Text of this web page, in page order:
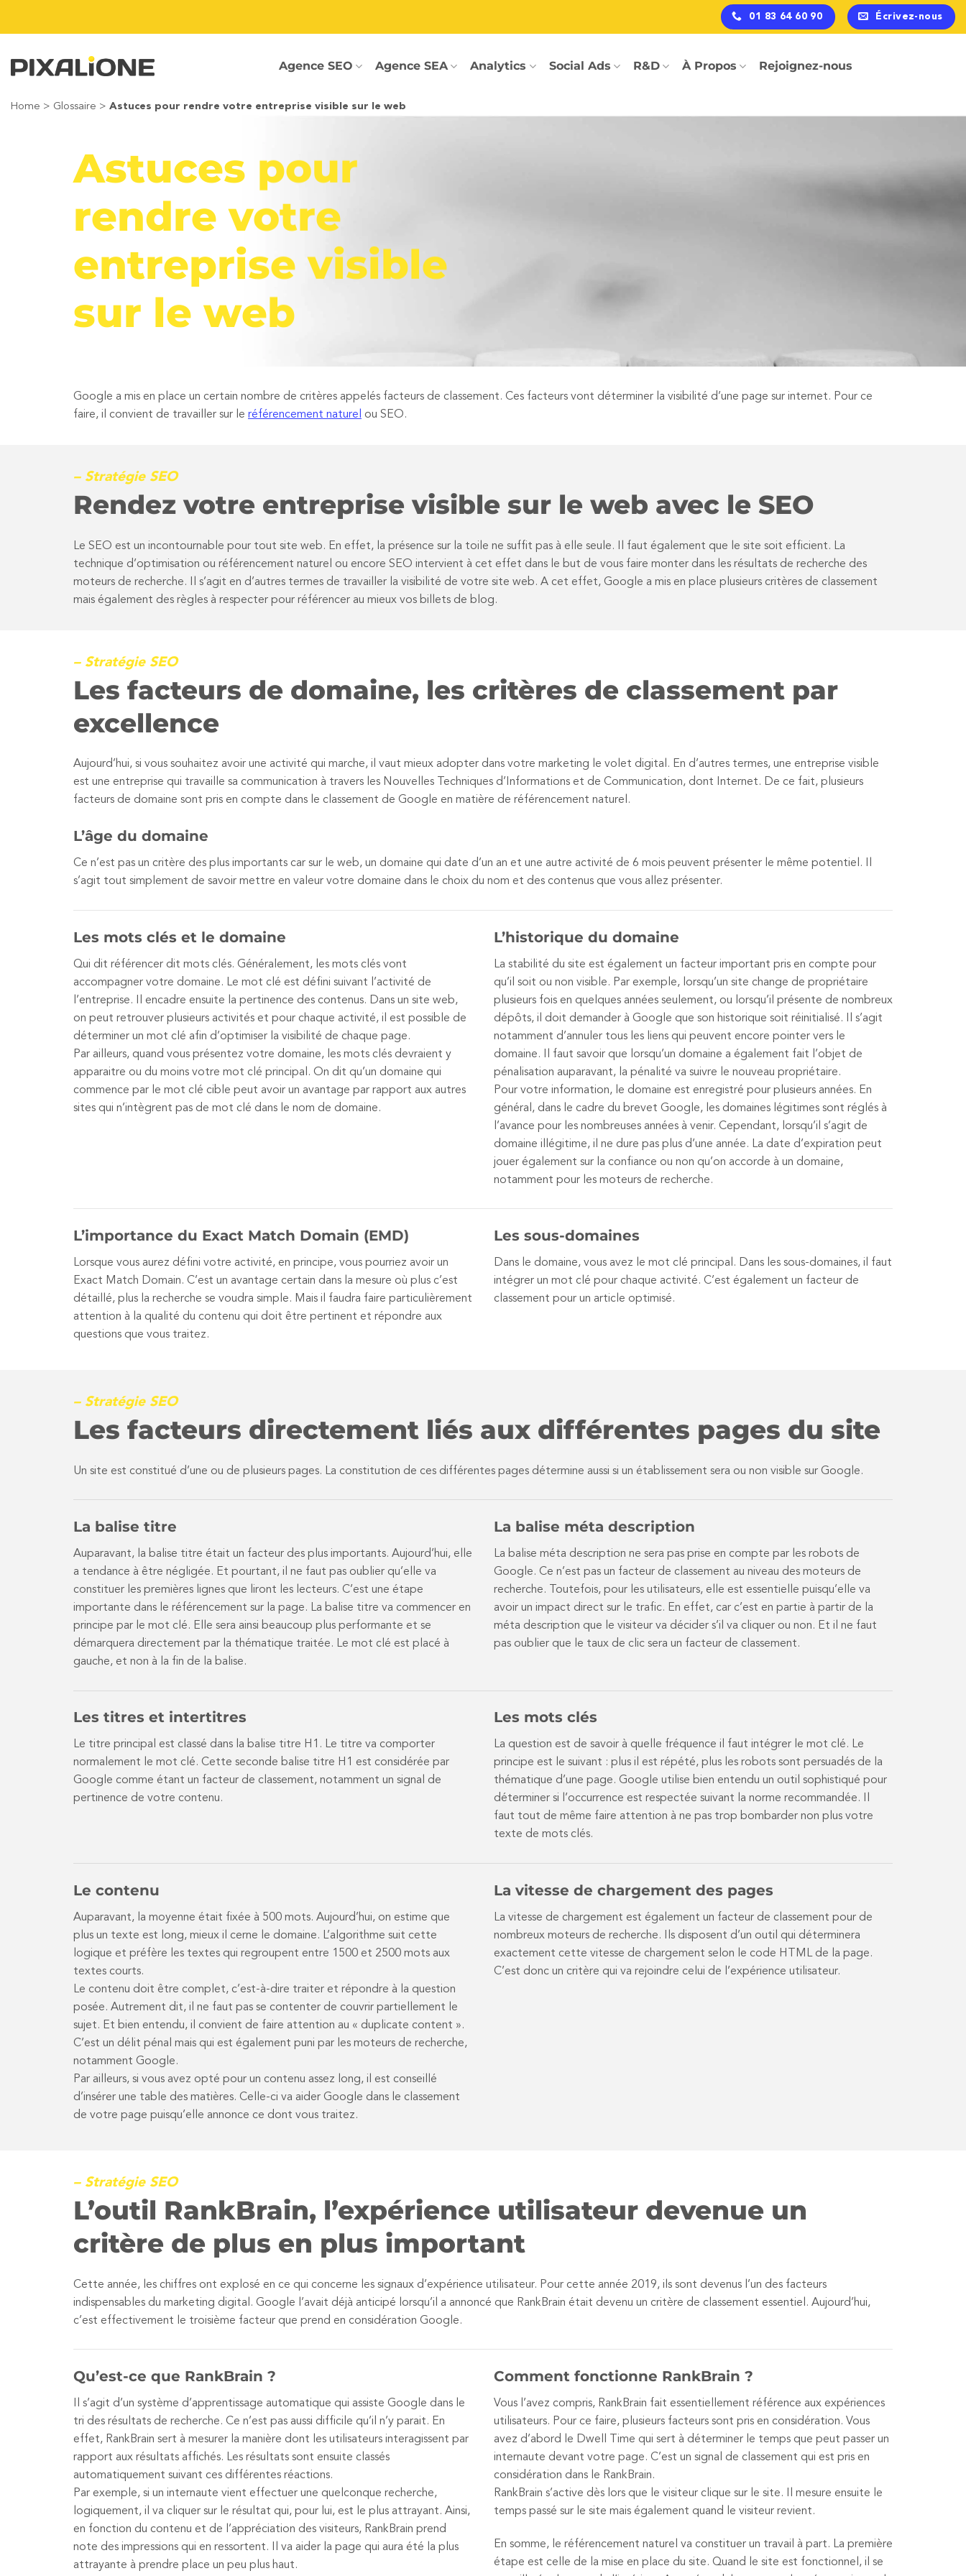
01 83 64 60 90 Écrivez-nous
Agence SEO Agence SEA Analytics Social Ads R&D À Propos Rejoignez-nous
Home > Glossaire > Astuces pour rendre votre entreprise visible sur le web
Astuces pour
rendre votre
entreprise visible
sur le web
Google a mis en place un certain nombre de critères appelés facteurs de classement. Ces facteurs vont déterminer la visibilité d’une page sur internet. Pour ce
faire, il convient de travailler sur le référencement naturel ou SEO.
– Stratégie SEO
Rendez votre entreprise visible sur le web avec le SEO
Le SEO est un incontournable pour tout site web. En effet, la présence sur la toile ne suffit pas à elle seule. Il faut également que le site soit efficient. La
technique d’optimisation ou référencement naturel ou encore SEO intervient à cet effet dans le but de vous faire monter dans les résultats de recherche des
moteurs de recherche. Il s’agit en d’autres termes de travailler la visibilité de votre site web. A cet effet, Google a mis en place plusieurs critères de classement
mais également des règles à respecter pour référencer au mieux vos billets de blog.
– Stratégie SEO
Les facteurs de domaine, les critères de classement par
excellence
Aujourd’hui, si vous souhaitez avoir une activité qui marche, il vaut mieux adopter dans votre marketing le volet digital. En d’autres termes, une entreprise visible
est une entreprise qui travaille sa communication à travers les Nouvelles Techniques d’Informations et de Communication, dont Internet. De ce fait, plusieurs
facteurs de domaine sont pris en compte dans le classement de Google en matière de référencement naturel.
L’âge du domaine
Ce n’est pas un critère des plus importants car sur le web, un domaine qui date d’un an et une autre activité de 6 mois peuvent présenter le même potentiel. Il
s’agit tout simplement de savoir mettre en valeur votre domaine dans le choix du nom et des contenus que vous allez présenter.
Les mots clés et le domaine
Qui dit référencer dit mots clés. Généralement, les mots clés vont
accompagner votre domaine. Le mot clé est défini suivant l’activité de
l’entreprise. Il encadre ensuite la pertinence des contenus. Dans un site web,
on peut retrouver plusieurs activités et pour chaque activité, il est possible de
déterminer un mot clé afin d’optimiser la visibilité de chaque page.
Par ailleurs, quand vous présentez votre domaine, les mots clés devraient y
apparaitre ou du moins votre mot clé principal. On dit qu’un domaine qui
commence par le mot clé cible peut avoir un avantage par rapport aux autres
sites qui n’intègrent pas de mot clé dans le nom de domaine.
L’historique du domaine
La stabilité du site est également un facteur important pris en compte pour
qu’il soit ou non visible. Par exemple, lorsqu’un site change de propriétaire
plusieurs fois en quelques années seulement, ou lorsqu’il présente de nombreux
dépôts, il doit demander à Google que son historique soit réinitialisé. Il s’agit
notamment d’annuler tous les liens qui peuvent encore pointer vers le
domaine. Il faut savoir que lorsqu’un domaine a également fait l’objet de
pénalisation auparavant, la pénalité va suivre le nouveau propriétaire.
Pour votre information, le domaine est enregistré pour plusieurs années. En
général, dans le cadre du brevet Google, les domaines légitimes sont réglés à
l’avance pour les nombreuses années à venir. Cependant, lorsqu’il s’agit de
domaine illégitime, il ne dure pas plus d’une année. La date d’expiration peut
jouer également sur la confiance ou non qu’on accorde à un domaine,
notamment pour les moteurs de recherche.
L’importance du Exact Match Domain (EMD)
Lorsque vous aurez défini votre activité, en principe, vous pourriez avoir un
Exact Match Domain. C’est un avantage certain dans la mesure où plus c’est
détaillé, plus la recherche se voudra simple. Mais il faudra faire particulièrement
attention à la qualité du contenu qui doit être pertinent et répondre aux
questions que vous traitez.
Les sous-domaines
Dans le domaine, vous avez le mot clé principal. Dans les sous-domaines, il faut
intégrer un mot clé pour chaque activité. C’est également un facteur de
classement pour un article optimisé.
– Stratégie SEO
Les facteurs directement liés aux différentes pages du site
Un site est constitué d’une ou de plusieurs pages. La constitution de ces différentes pages détermine aussi si un établissement sera ou non visible sur Google.
La balise titre
Auparavant, la balise titre était un facteur des plus importants. Aujourd’hui, elle
a tendance à être négligée. Et pourtant, il ne faut pas oublier qu’elle va
constituer les premières lignes que liront les lecteurs. C’est une étape
importante dans le référencement sur la page. La balise titre va commencer en
principe par le mot clé. Elle sera ainsi beaucoup plus performante et se
démarquera directement par la thématique traitée. Le mot clé est placé à
gauche, et non à la fin de la balise.
La balise méta description
La balise méta description ne sera pas prise en compte par les robots de
Google. Ce n’est pas un facteur de classement au niveau des moteurs de
recherche. Toutefois, pour les utilisateurs, elle est essentielle puisqu’elle va
avoir un impact direct sur le trafic. En effet, car c’est en partie à partir de la
méta description que le visiteur va décider s’il va cliquer ou non. Et il ne faut
pas oublier que le taux de clic sera un facteur de classement.
Les titres et intertitres
Le titre principal est classé dans la balise titre H1. Le titre va comporter
normalement le mot clé. Cette seconde balise titre H1 est considérée par
Google comme étant un facteur de classement, notamment un signal de
pertinence de votre contenu.
Les mots clés
La question est de savoir à quelle fréquence il faut intégrer le mot clé. Le
principe est le suivant : plus il est répété, plus les robots sont persuadés de la
thématique d’une page. Google utilise bien entendu un outil sophistiqué pour
déterminer si l’occurrence est respectée suivant la norme recommandée. Il
faut tout de même faire attention à ne pas trop bombarder non plus votre
texte de mots clés.
Le contenu
Auparavant, la moyenne était fixée à 500 mots. Aujourd’hui, on estime que
plus un texte est long, mieux il cerne le domaine. L’algorithme suit cette
logique et préfère les textes qui regroupent entre 1500 et 2500 mots aux
textes courts.
Le contenu doit être complet, c’est-à-dire traiter et répondre à la question
posée. Autrement dit, il ne faut pas se contenter de couvrir partiellement le
sujet. Et bien entendu, il convient de faire attention au « duplicate content ».
C’est un délit pénal mais qui est également puni par les moteurs de recherche,
notamment Google.
Par ailleurs, si vous avez opté pour un contenu assez long, il est conseillé
d’insérer une table des matières. Celle-ci va aider Google dans le classement
de votre page puisqu’elle annonce ce dont vous traitez.
La vitesse de chargement des pages
La vitesse de chargement est également un facteur de classement pour de
nombreux moteurs de recherche. Ils disposent d’un outil qui déterminera
exactement cette vitesse de chargement selon le code HTML de la page.
C’est donc un critère qui va rejoindre celui de l’expérience utilisateur.
– Stratégie SEO
L’outil RankBrain, l’expérience utilisateur devenue un
critère de plus en plus important
Cette année, les chiffres ont explosé en ce qui concerne les signaux d’expérience utilisateur. Pour cette année 2019, ils sont devenus l’un des facteurs
indispensables du marketing digital. Google l’avait déjà anticipé lorsqu’il a annoncé que RankBrain était devenu un critère de classement essentiel. Aujourd’hui,
c’est effectivement le troisième facteur que prend en considération Google.
Qu’est-ce que RankBrain ?
Il s’agit d’un système d’apprentissage automatique qui assiste Google dans le
tri des résultats de recherche. Ce n’est pas aussi difficile qu’il n’y parait. En
effet, RankBrain sert à mesurer la manière dont les utilisateurs interagissent par
rapport aux résultats affichés. Les résultats sont ensuite classés
automatiquement suivant ces différentes réactions.
Par exemple, si un internaute vient effectuer une quelconque recherche,
logiquement, il va cliquer sur le résultat qui, pour lui, est le plus attrayant. Ainsi,
en fonction du contenu et de l’appréciation des visiteurs, RankBrain prend
note des impressions qui en ressortent. Il va aider la page qui aura été la plus
attrayante à prendre place un peu plus haut.
Comment fonctionne RankBrain ?
Vous l’avez compris, RankBrain fait essentiellement référence aux expériences
utilisateurs. Pour ce faire, plusieurs facteurs sont pris en considération. Vous
avez d’abord le Dwell Time qui sert à déterminer le temps que peut passer un
internaute devant votre page. C’est un signal de classement qui est pris en
considération dans le RankBrain.
RankBrain s’active dès lors que le visiteur clique sur le site. Il mesure ensuite le
temps passé sur le site mais également quand le visiteur revient.
En somme, le référencement naturel va constituer un travail à part. La première
étape est celle de la mise en place du site. Quand le site est fonctionnel, il se